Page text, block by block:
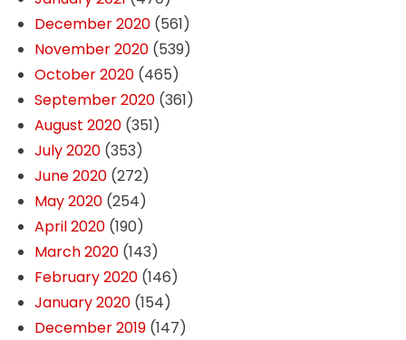
December 2020(561)
November 2020(539)
October 2020(465)
September 2020(361)
August 2020(351)
July 2020(353)
June 2020(272)
May 2020(254)
April 2020(190)
March 2020(143)
February 2020(146)
January 2020(154)
December 2019(147)